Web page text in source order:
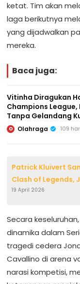
ketat. Tim akan
laga berikutnya
yang dijadwalkan
mereka.
Baca juga:
Vitinha Diragukan
Champions League,
Tanpa Gelandang
O Olahraga 109
Patrick Kluivert
Clash of Legends,
Timnas Indonesia
19 April 2026
Secara
dinamika dalam
tragedi cedera
Cavallino di arena
narasi kompetisi,